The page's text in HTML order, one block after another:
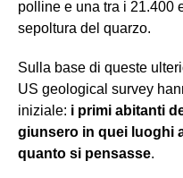
polline e una tra i 21.400
sepoltura del quarzo.
Sulla base di queste
US geological survey
iniziale: i primi abitanti
giunsero in quei luoghi
quanto si pensasse.